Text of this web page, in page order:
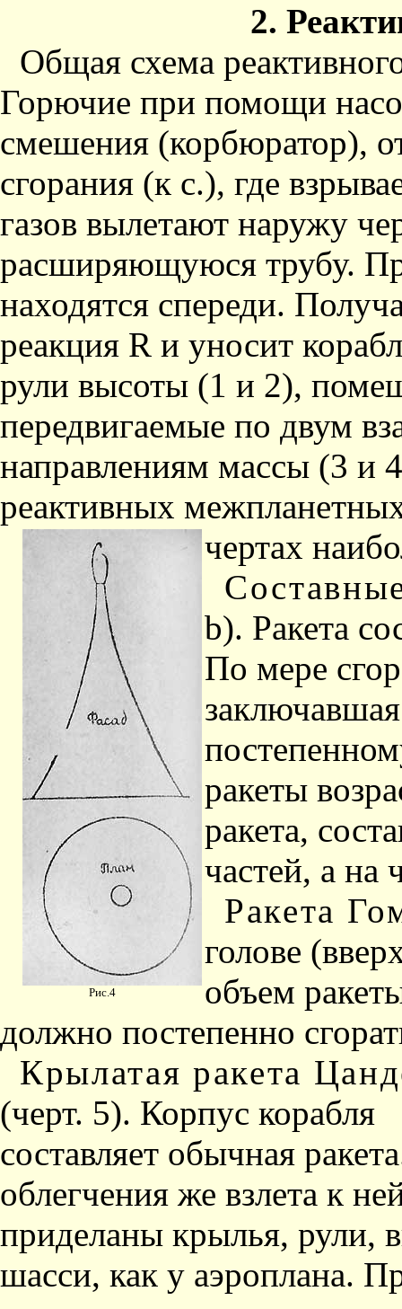
2.
Общая схема
Горючие при помощи
смешения (корбюратор),
сгорания (к с.), где
газов вылетают наружу
расширяющуюся трубу.
находятся спереди.
реакция R и уносит
рули высоты (1 и 2),
передвигае­мые по двум
направле­ниям массы (3 и
реактивных
чертах
Рис.4
b). Ракета
По мере
заключавшая
ра­кеты
ракета,
частей, а на
Ракета
голове
объем
должно постепенно
Крылатая ракета
(черт. 5). Корпус корабля
составляет обычная
облегчения же взлета к
приделаны крылья, рули,
шасси, как у аэроплана.